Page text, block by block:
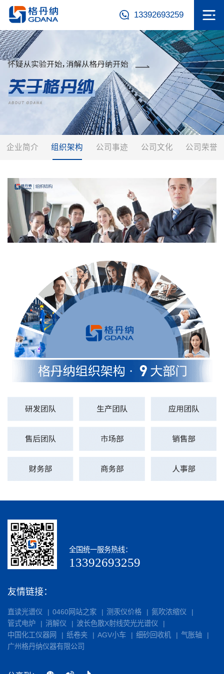
13392693259
企业简介 组织架构 公司事迹 公司文化 公司荣誉
全国统一服务热线：
13392693259
友情链接：
直读光谱仪 0460网站之家 测汞仪价格
氮吹浓缩仪
管式电炉
消解仪
波长色散X射线荧光光谱仪
中国化工仪器网
纸卷夹 AGV小车 细砂回收机
气胀轴
广州格丹纳仪器有限公司